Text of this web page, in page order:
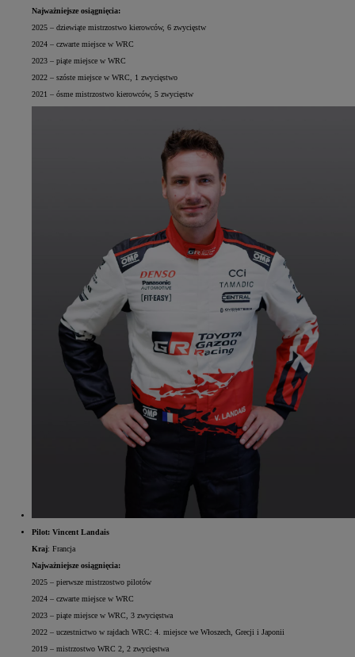
Najważniejsze osiągnięcia:
2025 – dziewiąte mistrzostwo kierowców, 6 zwycięstw
2024 – czwarte miejsce w WRC
2023 – piąte miejsce w WRC
2022 – szóste miejsce w WRC, 1 zwycięstwo
2021 – ósme mistrzostwo kierowców, 5 zwycięstw
Pilot: Vincent Landais
Kraj: Francja
Najważniejsze osiągnięcia:
2025 – pierwsze mistrzostwo pilotów
2024 – czwarte miejsce w WRC
2023 – piąte miejsce w WRC, 3 zwycięstwa
2022 – uczestnictwo w rajdach WRC: 4. miejsce we Włoszech, Grecji i Japonii
2019 – mistrzostwo WRC 2, 2 zwycięstwa